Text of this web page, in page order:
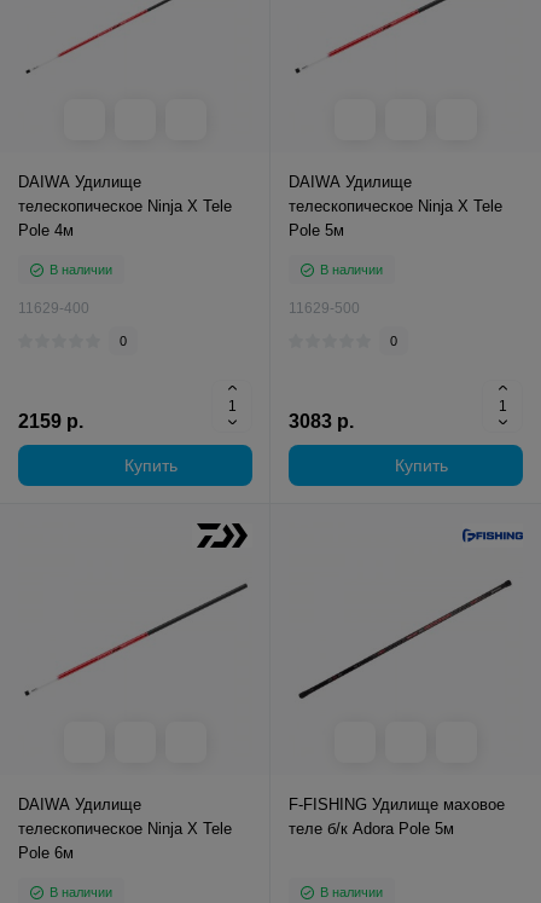
DAIWA Удилище
телескопическое Ninja X Tele
Pole 4м
В наличии
11629-400
0
2159 р.
Купить
DAIWA Удилище
телескопическое Ninja X Tele
Pole 5м
В наличии
11629-500
0
3083 р.
Купить
DAIWA Удилище
телескопическое Ninja X Tele
Pole 6м
В наличии
F-FISHING Удилище маховое
теле б/к Adora Pole 5м
В наличии